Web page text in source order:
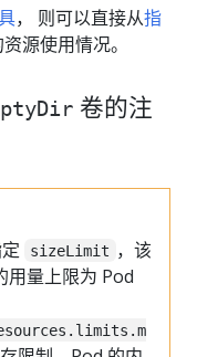
， 则可以直接从指
源使用情况。
卷的注
sizeLimit ，该
用量上限为 Pod